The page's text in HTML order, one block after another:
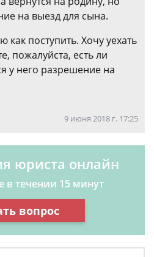
на выезд для сына.
как поступить. Хочу уехать
пожалуйста, есть ли
у него разрешение на
9 июня 2018 г. 17:25
юриста онлайн
в течении 15 минут
вопрос